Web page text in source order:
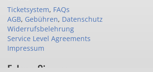
Ticketsystem, FAQs
AGB, Gebühren, Datenschutz
Widerrufsbelehrung
Service Level Agreements
Impressum